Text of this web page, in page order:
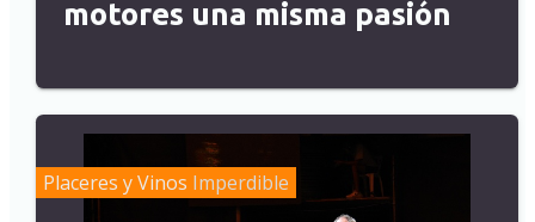
motores una misma pasión
Placeres y Vinos Imperdible